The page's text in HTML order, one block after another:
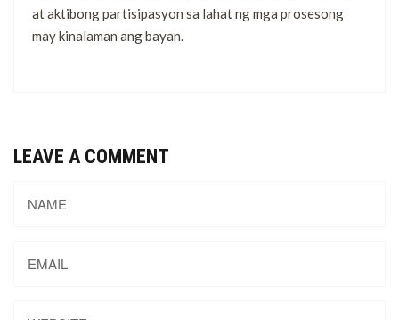
at aktibong partisipasyon sa lahat ng mga prosesong
may kinalaman ang bayan.
LEAVE A COMMENT